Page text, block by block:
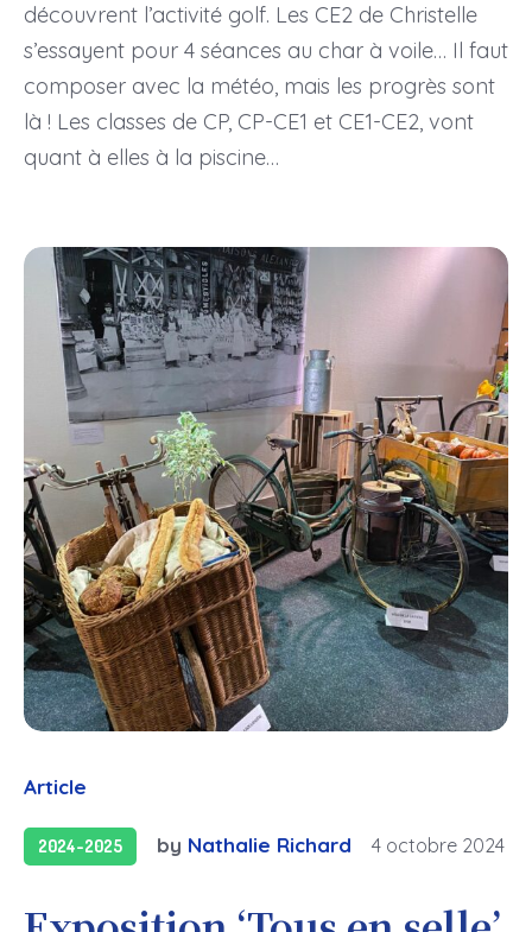
découvrent l’activité golf. Les CE2 de Christelle
s’essayent pour 4 séances au char à voile… Il faut
composer avec la météo, mais les progrès sont
là ! Les classes de CP, CP-CE1 et CE1-CE2, vont
quant à elles à la piscine…
Article
2024-2025 by Nathalie Richard 4 octobre 2024